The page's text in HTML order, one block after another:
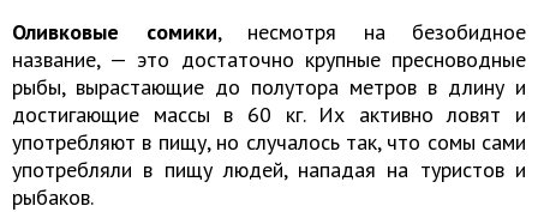
Оливковые сомики, несмотря на безобидное
название, — это достаточно крупные пресноводные
рыбы, вырастающие до полутора метров в длину и
достигающие массы в 60 кг. Их активно ловят и
употребляют в пищу, но случалось так, что сомы сами
употребляли в пищу людей, нападая на туристов и
рыбаков.